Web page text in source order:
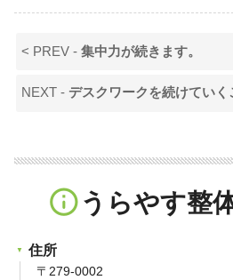
< PREV -集中力が続きます。
NEXT - デスクワークを続けていく
info_outlineうらやす整
住所
〒279-0002